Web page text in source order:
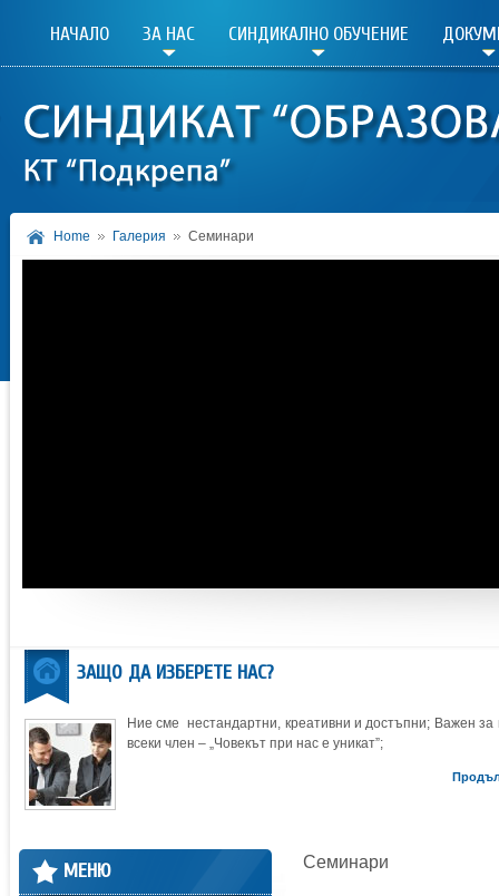
НАЧАЛО ЗА НАС СИНДИКАЛНО ОБУЧЕНИЕ
Home Галерия Семинари
ЗАЩО ДА ИЗБЕРЕТЕ НАС?
Ние сме нестандартни, креативни и достъпни; Важен за
всеки член – „Човекът при нас е уникат”;
Семинари
МЕНЮ